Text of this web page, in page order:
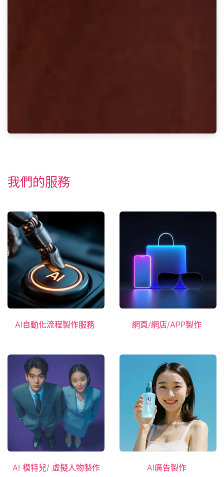
我們的服務
AI自​​動​​化流程製作服務 網頁/網店/APP製作
AI 模特兒/ 虛擬人物製作 AI廣告製​作